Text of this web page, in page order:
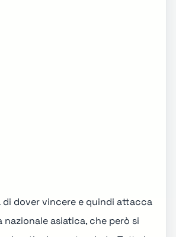
di dover vincere e quindi attacca
nazionale asiatica, che però si